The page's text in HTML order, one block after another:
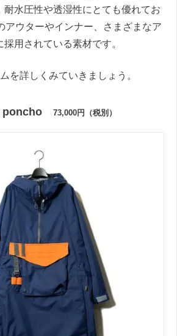
耐水圧性や透湿性にとても優れてお
アウターやインナー、さまざまなア
用されている素材です。
を詳しくみていきましょう。
poncho 73,000円（税別）